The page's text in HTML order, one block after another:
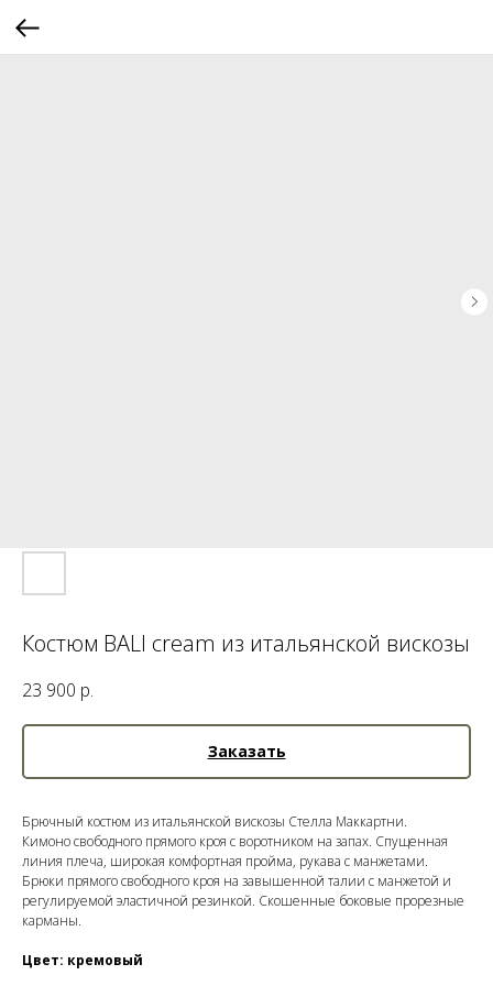
Костюм BALI cream из итальянской вискозы
23 900 р.
Заказать
Брючный костюм из итальянской вискозы Стелла Маккартни.
Кимоно свободного прямого кроя с воротником на запах. Спущенная
линия плеча, широкая комфортная пройма, рукава с манжетами.
Брюки прямого свободного кроя на завышенной талии с манжетой и
регулируемой эластичной резинкой. Скошенные боковые прорезные
карманы.
Цвет: кремовый